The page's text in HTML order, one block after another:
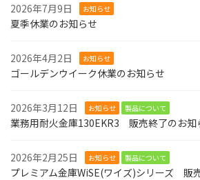
2026年7月9日 お知らせ
夏季休業のお知らせ
2026年4月2日 お知らせ
ゴールデンウイーク休業のお知らせ
2026年3月12日 お知らせ 製品について
業務用耐火金庫130EKR3 販売終了のお知
2026年2月25日 お知らせ 製品について
プレミアム金庫WiSE(ワイズ)シリーズ 販